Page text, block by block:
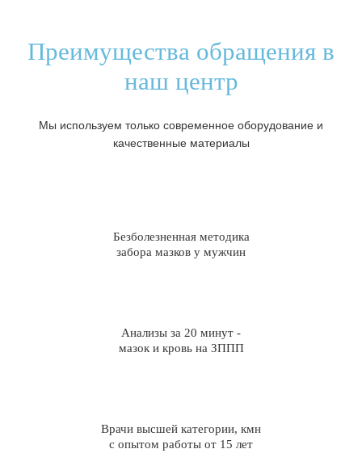
Преимущества обращения в
наш центр
Мы используем только современное оборудование и
качественные материалы
Безболезненная методика
забора мазков у мужчин
Анализы за 20 минут -
мазок и кровь на ЗППП
Врачи высшей категории, кмн
с опытом работы от 15 лет